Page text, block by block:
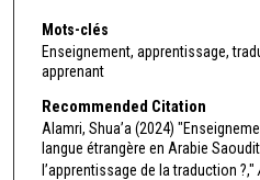
Mots-clés
Enseignement, apprentissage,
apprenant
Recommended Citation
Alamri, Shua’a (2024)
langue étrangère en Arabie
l’apprentissage de la traduction ?,"